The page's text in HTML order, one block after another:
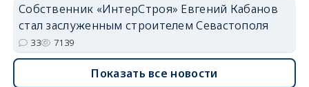
Собственник «ИнтерСтроя» Евгений Кабанов
стал заслуженным строителем Севастополя
33 7139
Показать все новости